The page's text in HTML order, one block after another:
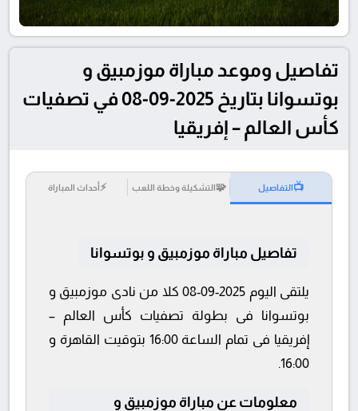
تفاصيل وموعد مباراة موزمبيق و
بوتسوانا بتاريخ 2025-09-08 في تصفيات
كأس العالم – إفريقيا
📺التفاصيل 🧩التشكيلة وخطة اللعب ⚡أحداث المباراة
تفاصيل مباراة موزمبيق و بوتسوانا
يلتقى اليوم 2025-09-08 كلا من نادى موزمبيق و
بوتسوانا فى بطولة تصفيات كأس العالم –
إفريقيا فى تمام الساعة 16:00 بتوقيت القاهرة و
16:00.
معلومات عن مباراة موزمبيق و